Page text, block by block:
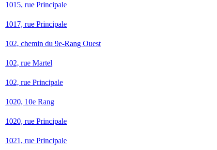
1015, rue Principale
1017, rue Principale
102, chemin du 9e-Rang Ouest
102, rue Martel
102, rue Principale
1020, 10e Rang
1020, rue Principale
1021, rue Principale